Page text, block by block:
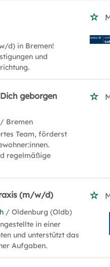
d) in Bremen!
und
geborgen
/ Bremen
Team, förderst
regelmäßige
(m/w/d)
/ Oldenburg (Oldb)
in einer
und unterstützt das
Aufgaben.